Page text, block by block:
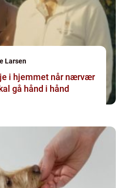
Larsen
når nærvær
gå hånd i hånd